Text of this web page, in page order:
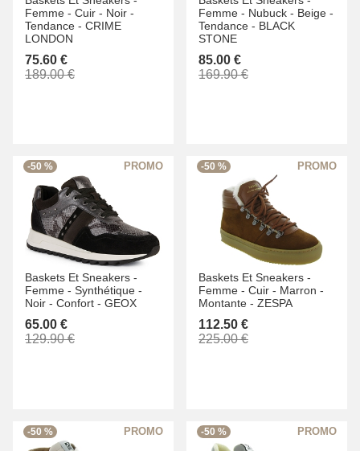
Femme - Cuir - Noir -
Tendance - CRIME
LONDON
75.60 €
189.00 €
Femme - Nubuck - Beige -
Tendance - BLACK
STONE
85.00 €
169.90 €
-50 %
Baskets Et Sneakers -
Femme - Synthétique -
Noir - Confort - GEOX
65.00 €
129.90 €
-50 %
Baskets Et Sneakers -
Femme - Cuir - Marron -
Montante - ZESPA
112.50 €
225.00 €
-50 % -50 %